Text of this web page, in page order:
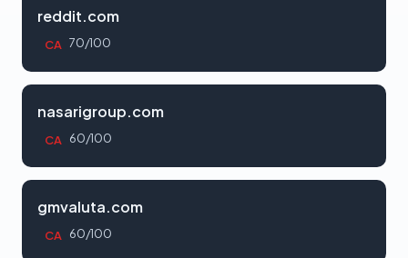
reddit.com
CA 70/100
nasarigroup.com
CA 60/100
gmvaluta.com
CA 60/100